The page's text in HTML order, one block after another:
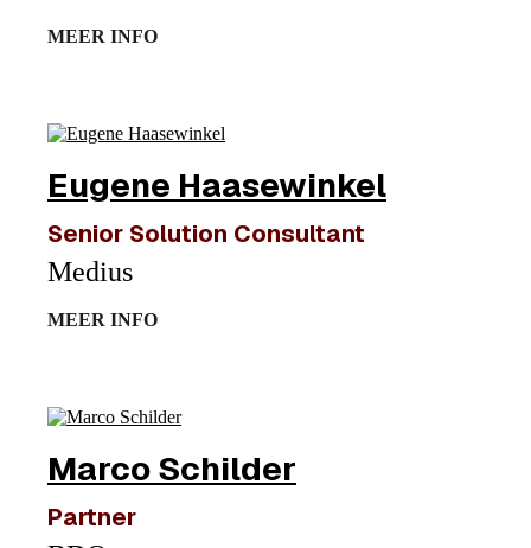
MEER INFO
Eugene Haasewinkel
Senior Solution Consultant
Medius
MEER INFO
Marco Schilder
Partner